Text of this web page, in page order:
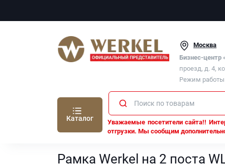
Москва
Бизнес-центр
проезд, д. 4,
Режим работы
Каталог
Уважаемые посетители сайта!!
отгрузки. Мы сообщим
Рамки Werkel Рамка Werkel на 2 поста
Рамка Werkel на 2 поста